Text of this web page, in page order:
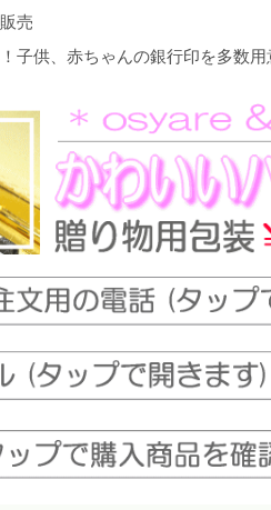
売
子供、赤ちゃんの銀行印を多数用